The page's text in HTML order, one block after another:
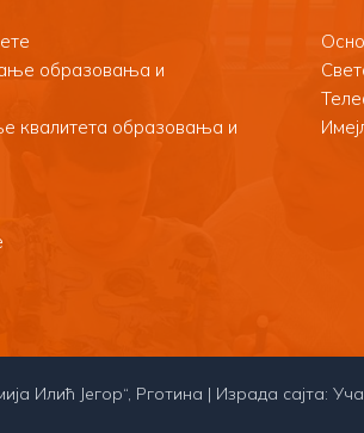
образовања и
квалитета образовања и
Илић Јегор“, Рготина | Израда сајта: